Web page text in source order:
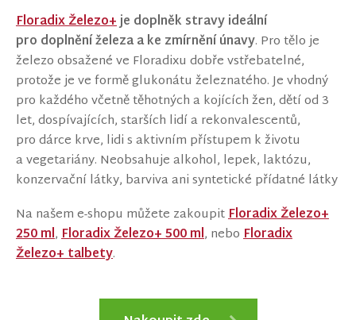
Floradix Železo+je doplněk stravy ideální
pro doplnění železa a ke zmírnění únavy. Pro tělo je
železo obsažené ve Floradixu dobře vstřebatelné,
protože je ve formě glukonátu železnatého. Je vhodný
pro každého včetně těhotných a kojících žen, dětí od 3
let, dospívajících, starších lidí a rekonvalescentů,
pro dárce krve, lidi s aktivním přístupem k životu
a vegetariány. Neobsahuje alkohol, lepek, laktózu,
konzervační látky, barviva ani syntetické přídatné látky
Na našem e-shopu můžete zakoupitFloradix Železo+
250 ml,Floradix Železo+ 500 ml, neboFloradix
Železo+ talbety.